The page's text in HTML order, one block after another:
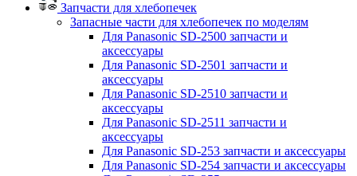
Запчасти для хлебопечек
Запасные части для хлебопечек по моделям
Для Panasonic SD-2500 запчасти и
аксессуары
Для Panasonic SD-2501 запчасти и
аксессуары
Для Panasonic SD-2510 запчасти и
аксессуары
Для Panasonic SD-2511 запчасти и
аксессуары
Для Panasonic SD-253 запчасти и аксессуары
Для Panasonic SD-254 запчасти и аксессуары